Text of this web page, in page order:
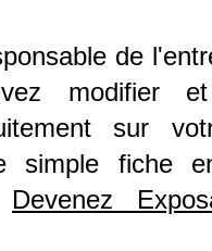
de
modifier
sur
simple fiche
Devenez